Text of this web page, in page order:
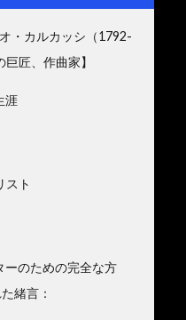
・カルカッシ（1792-
匠、作曲家】
涯
スト
ーのための完全な方
緒言：